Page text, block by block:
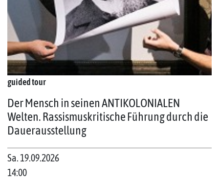
guided tour
Der Mensch in seinen ANTIKOLONIALEN
Welten. Rassismuskritische Führung durch die
Dauerausstellung
Sa. 19.09.2026
14:00